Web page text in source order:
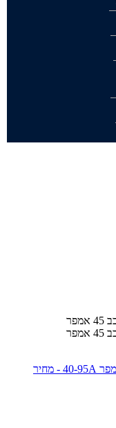
מצבר לרכב לפי אמפר 40-95A - מחיר